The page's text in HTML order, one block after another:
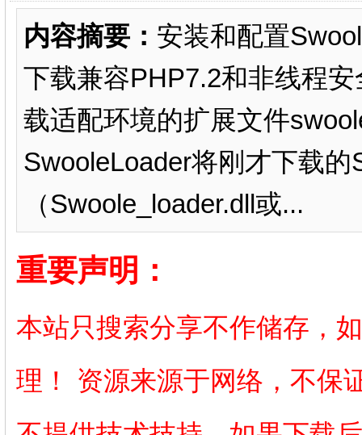
内容摘要： 安装和配置
下载兼容PHP7.2和非线程
载适配环境的扩展文件
SwooleLoader将刚才下载
（Swoole_loader.dll或...
重要声明：
本站只搜索分享不作储存，
理！ 资源来源于网络，不保